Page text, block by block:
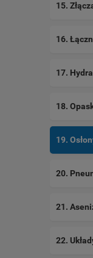
15.
16.
17.
18.
19.
20.
21.
22.